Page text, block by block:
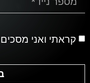
קראתי ואני